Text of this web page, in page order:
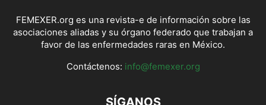
FEMEXER.org es una revista-e de información sobre las
asociaciones aliadas y su órgano federado que trabajan a
favor de las enfermedades raras en México.
Contáctenos: info@femexer.org
SÍGANOS